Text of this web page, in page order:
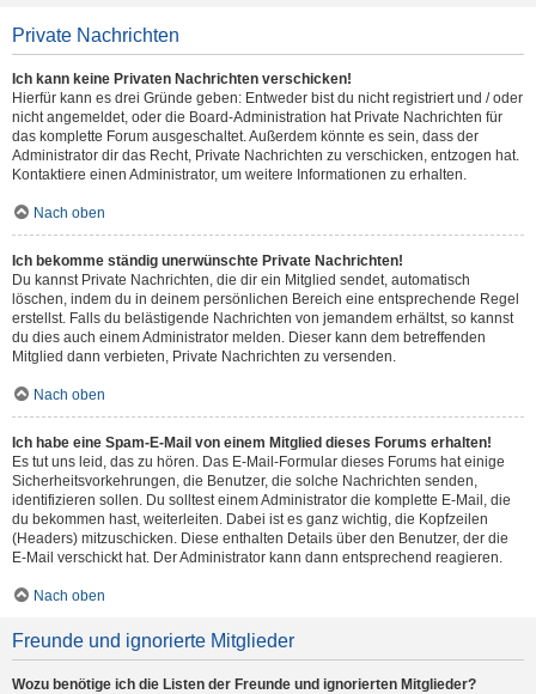
Private Nachrichten
Ich kann keine Privaten Nachrichten verschicken!
Hierfür kann es drei Gründe geben: Entweder bist du nicht registriert und / oder
nicht angemeldet, oder die Board-Administration hat Private Nachrichten für
das komplette Forum ausgeschaltet. Außerdem könnte es sein, dass der
Administrator dir das Recht, Private Nachrichten zu verschicken, entzogen hat.
Kontaktiere einen Administrator, um weitere Informationen zu erhalten.
Nach oben
Ich bekomme ständig unerwünschte Private Nachrichten!
Du kannst Private Nachrichten, die dir ein Mitglied sendet, automatisch
löschen, indem du in deinem persönlichen Bereich eine entsprechende Regel
erstellst. Falls du belästigende Nachrichten von jemandem erhältst, so kannst
du dies auch einem Administrator melden. Dieser kann dem betreffenden
Mitglied dann verbieten, Private Nachrichten zu versenden.
Nach oben
Ich habe eine Spam-E-Mail von einem Mitglied dieses Forums erhalten!
Es tut uns leid, das zu hören. Das E-Mail-Formular dieses Forums hat einige
Sicherheitsvorkehrungen, die Benutzer, die solche Nachrichten senden,
identifizieren sollen. Du solltest einem Administrator die komplette E-Mail, die
du bekommen hast, weiterleiten. Dabei ist es ganz wichtig, die Kopfzeilen
(Headers) mitzuschicken. Diese enthalten Details über den Benutzer, der die
E-Mail verschickt hat. Der Administrator kann dann entsprechend reagieren.
Nach oben
Freunde und ignorierte Mitglieder
Wozu benötige ich die Listen der Freunde und ignorierten Mitglieder?